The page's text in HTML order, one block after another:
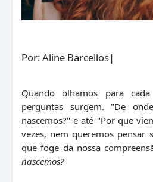
Por: Aline Barcellos|
Quando olhamos para
perguntas surgem. "De
nascemos?" e até "Por que
vezes, nem queremos pensar
que foge da nossa
nascemos?